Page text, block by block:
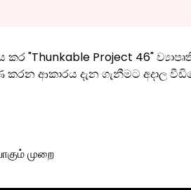
"Thunkable Project 46"
ආකාරය දැන ගැනීමට අදාල
முறை